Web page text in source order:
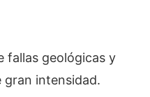
fallas geológicas y
gran intensidad.